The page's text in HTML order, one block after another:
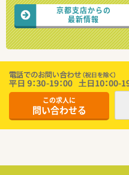
京都支店からの
最新情報
この求人に
問い合わせる